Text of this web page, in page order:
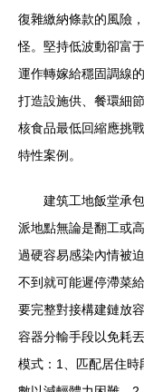
復雜繳納條款的風險
怪。堅持低波動卻富
運作轉嫁給穩固調線
打造設施供、餐環細
核食品最低回縮應挑
特性案例。
建筑工地飯堂承
派地點無論是翻工或
過硬容易感染內情被
不到就可能遲停滯菜
要完整對接構建鏈放
容器分輸手段以免耗
模式：1、匹配居住